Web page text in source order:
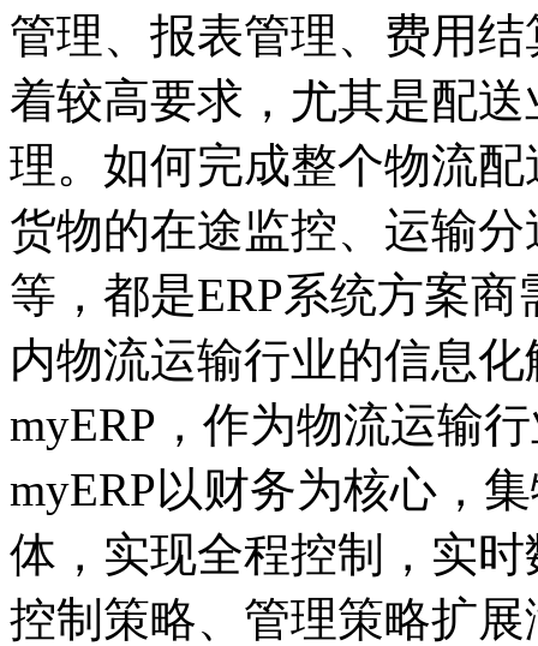
管理、报表管理、费用
着较高要求，尤其是配
理。如何完成整个物流
货物的在途监控、运输
等，都是ERP系统方案
内物流运输行业的信息
myERP，作为物流运输
myERP以财务为核心，
体，实现全程控制，实
控制策略、管理策略扩